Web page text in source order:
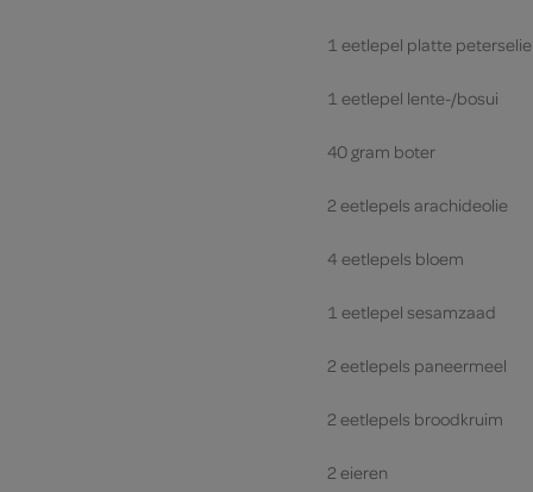
1 eetlepel platte peterselie
1 eetlepel lente-/bosui
40 gram boter
2 eetlepels arachideolie
4 eetlepels bloem
1 eetlepel sesamzaad
2 eetlepels paneermeel
2 eetlepels broodkruim
2 eieren